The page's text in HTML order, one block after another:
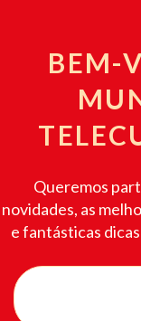
BEM-
Queremos
novidades, as
e fantásticas